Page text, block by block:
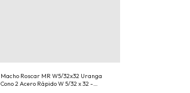
Macho Roscar MR W5/32x32 Uranga
Cono 2 Acero Rápido W 5/32 x 32 -